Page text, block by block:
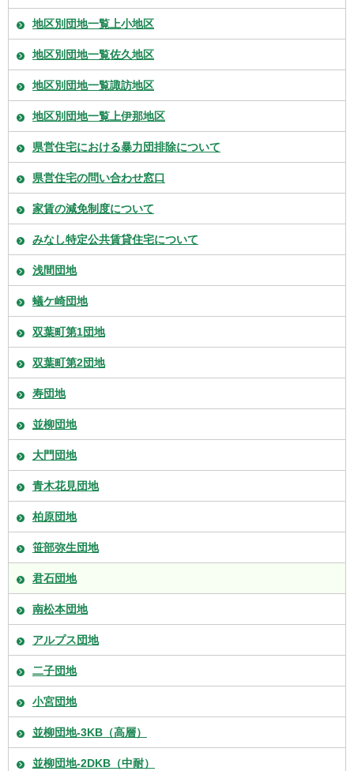
地区別団地一覧上小地区
地区別団地一覧佐久地区
地区別団地一覧諏訪地区
地区別団地一覧上伊那地区
県営住宅における暴力団排除について
県営住宅の問い合わせ窓口
家賃の減免制度について
みなし特定公共賃貸住宅について
浅間団地
蟻ケ崎団地
双葉町第1団地
双葉町第2団地
寿団地
並柳団地
大門団地
青木花見団地
柏原団地
笹部弥生団地
君石団地
南松本団地
アルプス団地
二子団地
小宮団地
並柳団地-3KB（高層）
並柳団地-2DKB（中耐）